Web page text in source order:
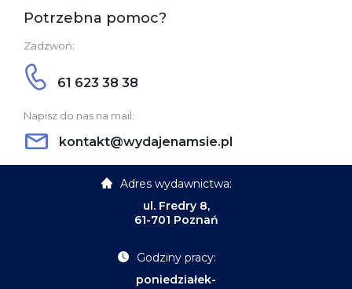
Potrzebna pomoc?
Zadzwoń:
61 623 38 38
Napisz do nas na mail:
kontakt@wydajenamsie.pl
Adres wydawnictwa:
ul. Fredry 8,
61-701 Poznań
Godziny pracy:
poniedziałek-